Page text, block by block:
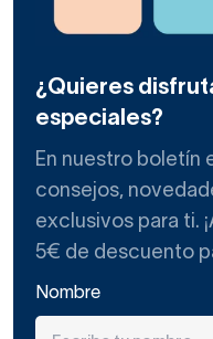
crear una zona de baño
exentas o con faldón.
Tipos de
Al buscar ofertas de
hay tres sistemas
confort o efecto
Sistema de aire:
chorros
¿Quieres
especiales?
En nuestro boletín
consejos,
exclusivos para ti.
5€ de descuento
Nombre